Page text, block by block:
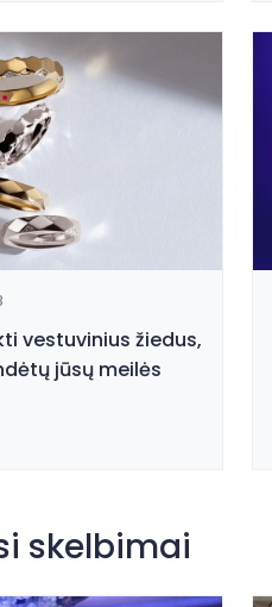
vestuvinius žiedus,
jūsų meilės
skelbimai